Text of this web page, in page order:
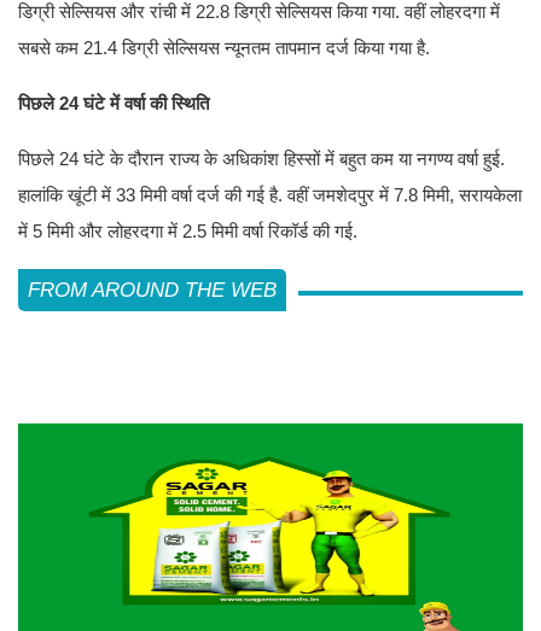
डिग्री सेल्सियस और रांची में 22.8 डिग्री सेल्सियस किया गया. वहीं लोहरदगा में
सबसे कम 21.4 डिग्री सेल्सियस न्यूनतम तापमान दर्ज किया गया है.
पिछले 24 घंटे में वर्षा की स्थिति
पिछले 24 घंटे के दौरान राज्य के अधिकांश हिस्सों में बहुत कम या नगण्य वर्षा हुई.
हालांकि खूंटी में 33 मिमी वर्षा दर्ज की गई है. वहीं जमशेदपुर में 7.8 मिमी, सरायकेला
में 5 मिमी और लोहरदगा में 2.5 मिमी वर्षा रिकॉर्ड की गई.
FROM AROUND THE WEB